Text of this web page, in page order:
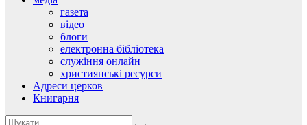
газета
відео
блоги
електронна бібліотека
служіння онлайн
християнські ресурси
Адреси церков
Книгарня